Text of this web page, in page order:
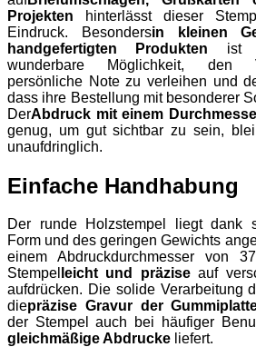
Projekten hinterlässt dieser
Eindruck. Besondersin kleinen
handgefertigten Produkten ist
wunderbare Möglichkeit, den
persönliche Note zu verleihen und
dass ihre Bestellung mit besonderer
DerAbdruck mit einem
genug, um gut sichtbar zu sein,
unaufdringlich.
Einfache Handhabung
Der runde Holzstempel liegt dank
Form und des geringen Gewichts
einem Abdruckdurchmesser von
Stempel leicht und präziseauf
aufdrücken. Die solide Verarbeitung
diepräzise Gravur der
der Stempel auch bei häufiger
gleichmäßige Abdrucke liefert.